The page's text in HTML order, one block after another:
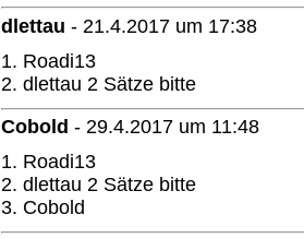
dlettau - 21.4.2017 um 17:38
1. Roadi13
2. dlettau 2 Sätze bitte
Cobold - 29.4.2017 um 11:48
1. Roadi13
2. dlettau 2 Sätze bitte
3. Cobold